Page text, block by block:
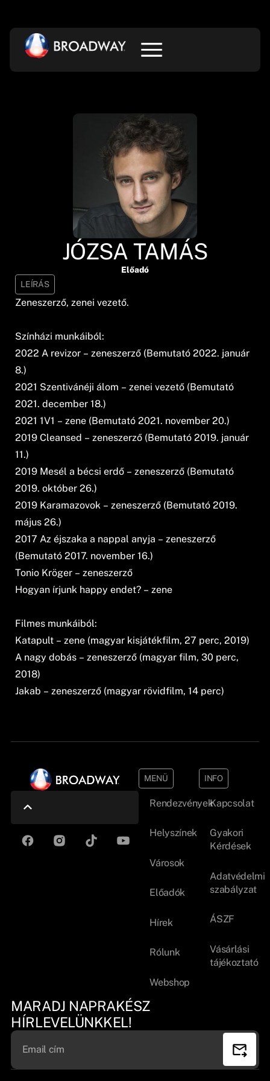
JÓZSA TAMÁS
Előadó
LEÍRÁS
Zeneszerző, zenei vezető.
Színházi munkáiból:
2022 A revizor – zeneszerző (Bemutató 2022. január
8.)
2021 Szentivánéji álom – zenei vezető (Bemutató
2021. december 18.)
2021 1V1 – zene (Bemutató 2021. november 20.)
2019 Cleansed – zeneszerző (Bemutató 2019. január
11.)
2019 Mesél a bécsi erdő – zeneszerző (Bemutató
2019. október 26.)
2019 Karamazovok – zeneszerző (Bemutató 2019.
május 26.)
2017 Az éjszaka a nappal anyja – zeneszerző
(Bemutató 2017. november 16.)
Tonio Kröger – zeneszerző
Hogyan írjunk happy endet? – zene
Filmes munkáiból:
Katapult – zene (magyar kisjátékfilm, 27 perc, 2019)
A nagy dobás – zeneszerző (magyar film, 30 perc,
2018)
Jakab – zeneszerző (magyar rövidfilm, 14 perc)
MENÜ
Rendezvények
Helyszínek
Városok
Előadók
Hírek
Rólunk
Webshop
INFO
Kapcsolat
Gyakori
Kérdések
Adatvédelmi
szabályzat
ÁSZF
Vásárlási
tájékoztató
MARADJ NAPRAKÉSZ
HÍRLEVELÜNKKEL!